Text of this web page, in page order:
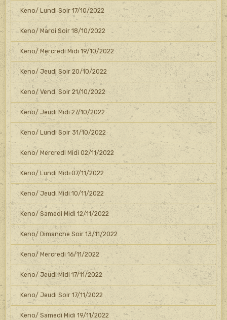
Keno/ Lundi Soir 17/10/2022
Keno/ Mardi Soir 18/10/2022
Keno/ Mercredi Midi 19/10/2022
Keno/ Jeudi Soir 20/10/2022
Keno/ Vend. Soir 21/10/2022
Keno/ Jeudi Midi 27/10/2022
Keno/ Lundi Soir 31/10/2022
Keno/ Mercredi Midi 02/11/2022
Keno/ Lundi Midi 07/11/2022
Keno/ Jeudi Midi 10/11/2022
Keno/ Samedi Midi 12/11/2022
Keno/ Dimanche Soir 13/11/2022
Keno/ Mercredi 16/11/2022
Keno/ Jeudi Midi 17/11/2022
Keno/ Jeudi Soir 17/11/2022
Keno/ Samedi Midi 19/11/2022